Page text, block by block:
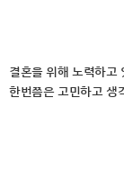
결혼을 위해 노력하고
한번쯤은 고민하고 생